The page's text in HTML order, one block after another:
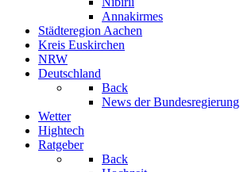
Annakirmes
Städteregion Aachen
Kreis Euskirchen
NRW
Deutschland
Back
News der Bundesregierung
Wetter
Hightech
Ratgeber
Back